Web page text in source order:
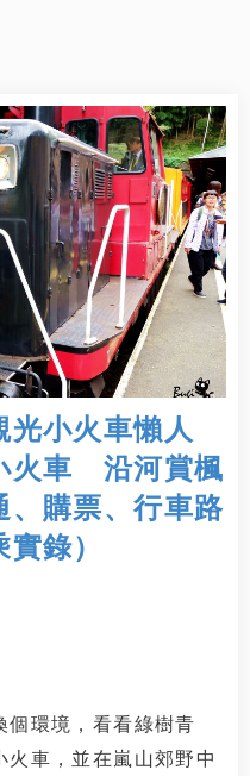
光小火車懶人
火車 沿河賞楓
購票、行車路
錄）
個環境，看看綠樹青
火車，並在嵐山郊野中